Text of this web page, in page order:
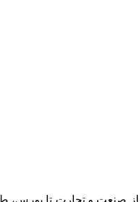
صنعت و تجارت تا بورس،